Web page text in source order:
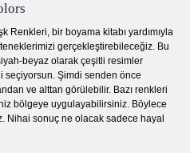
Renkleri, bir boyama kitabı yardımıyla
gerçekleştirebileceğiz. Bu
beyaz olarak çeşitli resimler
seçiyorsun. Şimdi senden önce
ve alttan görülebilir. Bazı renkleri
bölgeye uygulayabilirsiniz. Böylece
Nihai sonuç ne olacak sadece hayal